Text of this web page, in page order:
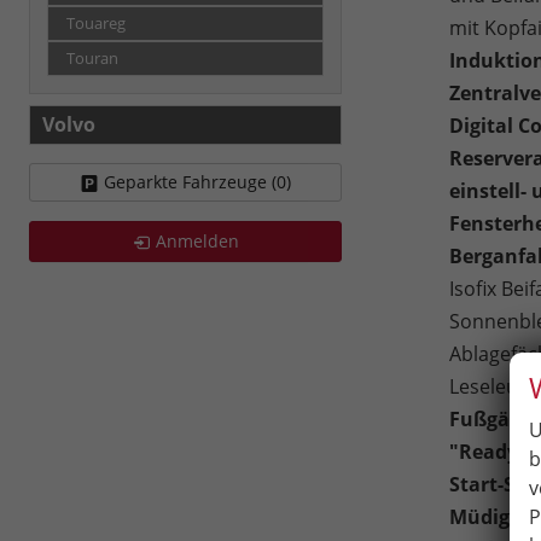
mit
Digital
einstell-
Isofix
Start-
Touareg
Touran
Volvo
Geparkte Fahrzeuge (0)
Anmelden